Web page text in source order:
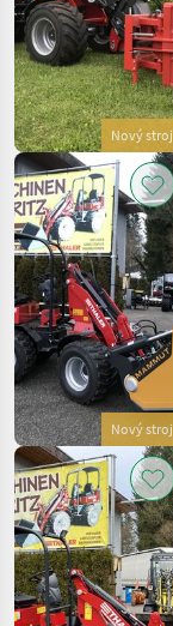
Nový stroj
Nový stroj